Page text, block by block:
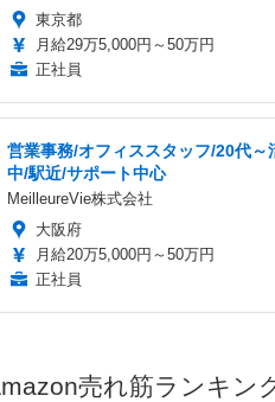
東京都
月給29万5,000円～50万円
正社員
営業事務/オフィススタッフ/20代～
中/駅近/サポート中心
MeilleureVie株式会社
大阪府
月給20万5,000円～50万円
正社員
売れ筋ランキン